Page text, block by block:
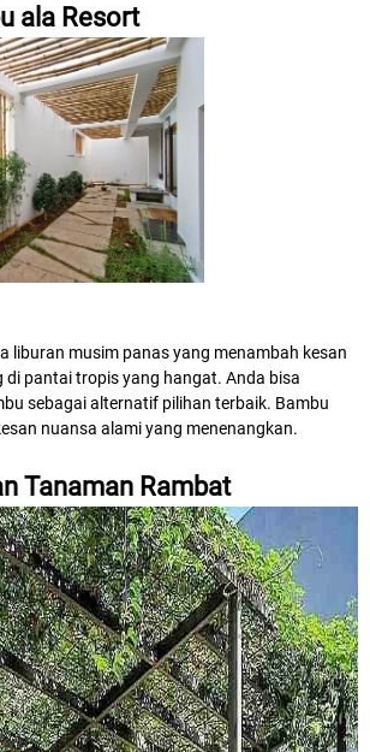
ala Resort
liburan musim panas yang menambah kesan
di pantai tropis yang hangat. Anda bisa
sebagai alternatif pilihan terbaik. Bambu
nuansa alami yang menenangkan.
Tanaman Rambat